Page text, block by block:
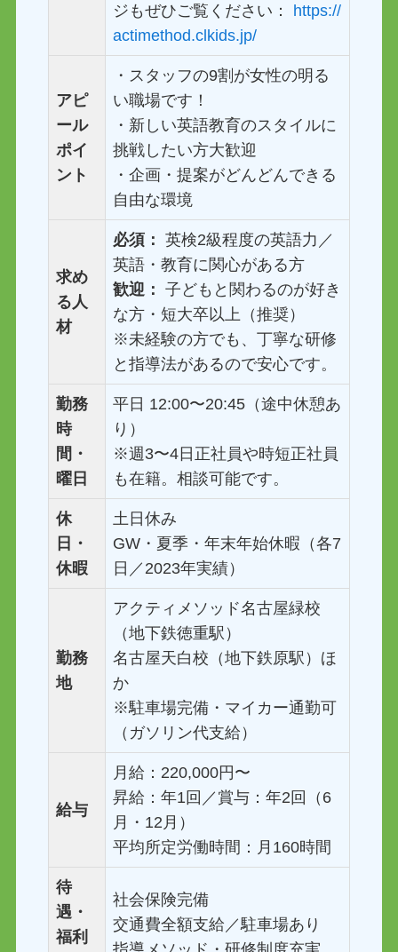
ジもぜひご覧ください：
https://
actimethod.clkids.jp/
アピ
ール
ポイ
ント
・スタッフの9割が女性の明る
い職場です！
・新しい英語教育のスタイルに
挑戦したい方大歓迎
・企画・提案がどんどんできる
自由な環境
求め
る人
材
必須： 英検2級程度の英語力／
英語・教育に関心がある方
歓迎： 子どもと関わるのが好き
な方・短大卒以上（推奨）
※未経験の方でも、丁寧な研修
と指導法があるので安心です。
勤務
時
間・
曜日
平日 12:00〜20:45（途中休憩あ
り）
※週3〜4日正社員や時短正社員
も在籍。相談可能です。
休
日・
休暇
土日休み
GW・夏季・年末年始休暇（各7
日／2023年実績）
勤務
地
アクティメソッド名古屋緑校
（地下鉄徳重駅）
名古屋天白校（地下鉄原駅）ほ
か
※駐車場完備・マイカー通勤可
（ガソリン代支給）
給与
月給：220,000円〜
昇給：年1回／賞与：年2回（6
月・12月）
平均所定労働時間：月160時間
待
遇・
福利
社会保険完備
交通費全額支給／駐車場あり